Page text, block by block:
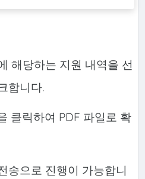
해당하는 지원 내역을 선
합니다.
클릭하여 PDF 파일로 확
송으로 진행이 가능합니